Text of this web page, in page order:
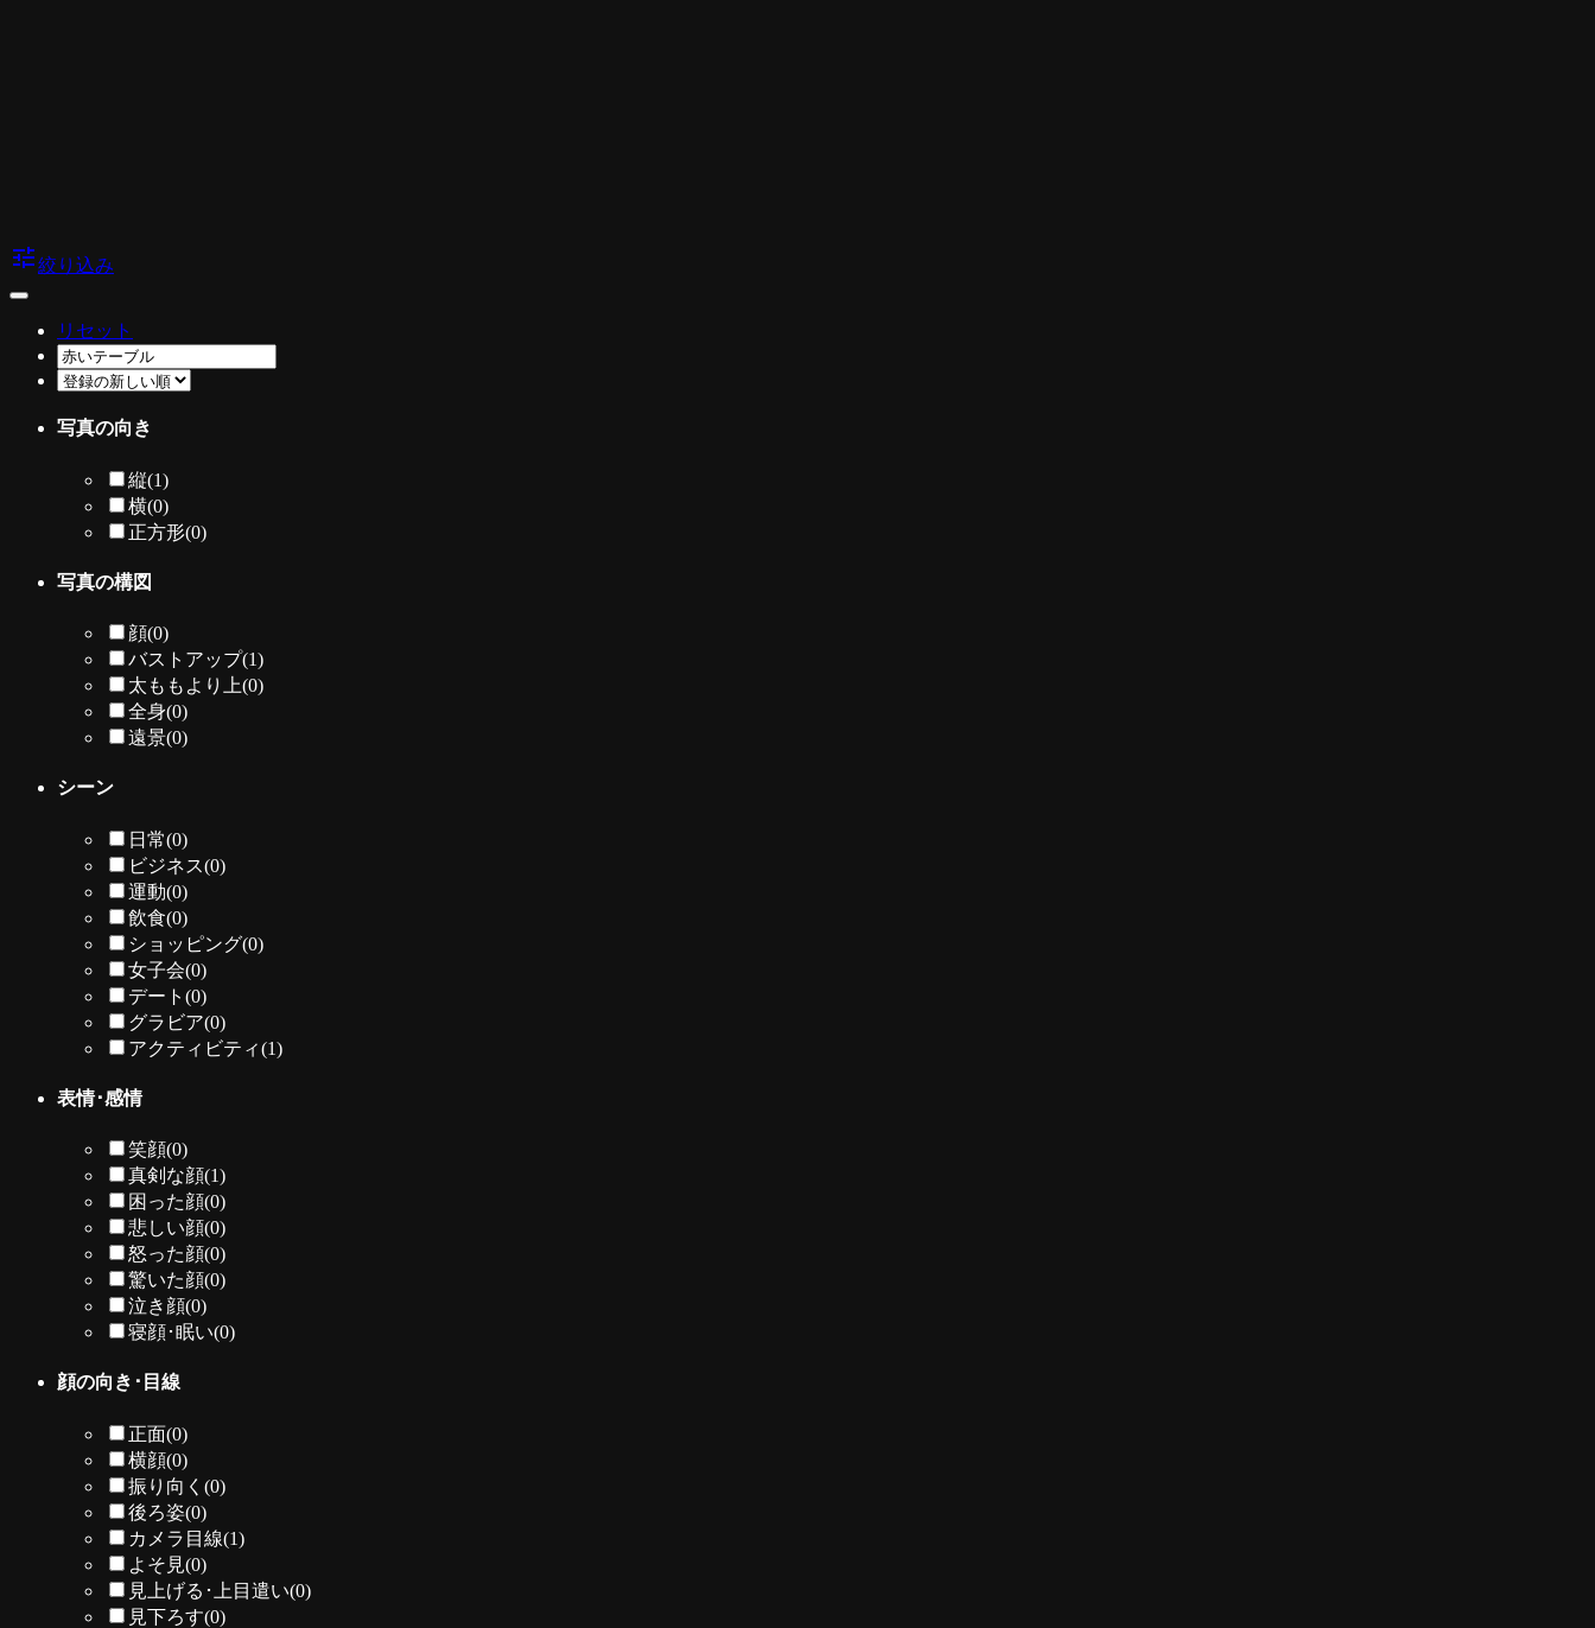
tune絞り込み
リセット
写真の向き
縦(1)
横(0)
正方形(0)
写真の構図
顔(0)
バストアップ(1)
太ももより上(0)
全身(0)
遠景(0)
シーン
日常(0)
ビジネス(0)
運動(0)
飲食(0)
ショッピング(0)
女子会(0)
デート (0)
グラビア(0)
アクティビティ(1)
表情･感情
笑顔(0)
真剣な顔(1)
困った顔(0)
悲しい顔(0)
怒った顔(0)
驚いた顔(0)
泣き顔(0)
寝顔･眠い(0)
顔の向き･目線
正面(0)
横顔(0)
振り向く (0)
後ろ姿(0)
カメラ目線(1)
よそ見(0)
見上げる･上目遣い(0)
見下ろす(0)